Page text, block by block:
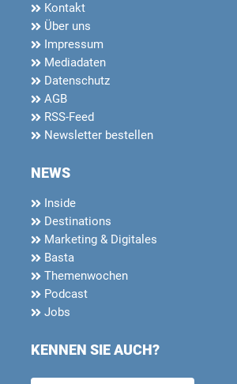
Kontakt
Über uns
Impressum
Mediadaten
Datenschutz
AGB
RSS-Feed
Newsletter bestellen
NEWS
Inside
Destinations
Marketing & Digitales
Basta
Themenwochen
Podcast
Jobs
KENNEN SIE AUCH?